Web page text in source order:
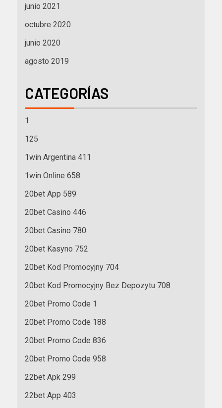
junio 2021
octubre 2020
junio 2020
agosto 2019
CATEGORÍAS
1
125
1win Argentina 411
1win Online 658
20bet App 589
20bet Casino 446
20bet Casino 780
20bet Kasyno 752
20bet Kod Promocyjny 704
20bet Kod Promocyjny Bez Depozytu 708
20bet Promo Code 1
20bet Promo Code 188
20bet Promo Code 836
20bet Promo Code 958
22bet Apk 299
22bet App 403